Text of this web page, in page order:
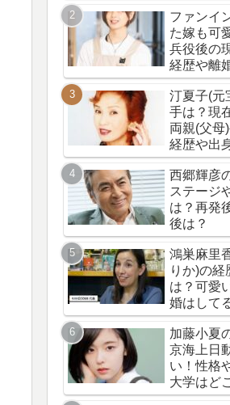
ファンイ
た嫁も可
兵役後の
経歴や離
汀夏子(元
手は？現
両親(父母
経歴や出
西郷輝彦
ステージ
は？再発
後は？
鴻巣麻里
りか)の経
は？可愛
婚はして
い！
加藤小夏
京海上日
い！性格
大学はど